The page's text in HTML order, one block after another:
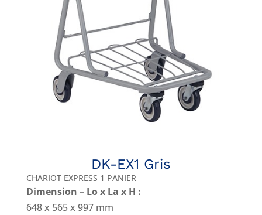
DK-EX1 Gris
CHARIOT EXPRESS 1 PANIER
Dimension – Lo x La x H :
648 x 565 x 997 mm